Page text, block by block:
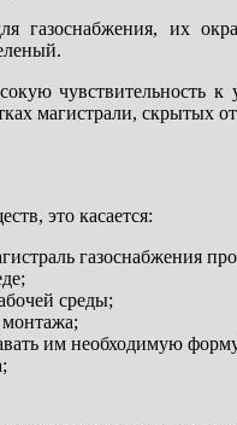
газоснабжения, их
чувствительность к
магистрали, скрытых
это касается:
газоснабжения
среды;
монтажа;
им необходимую